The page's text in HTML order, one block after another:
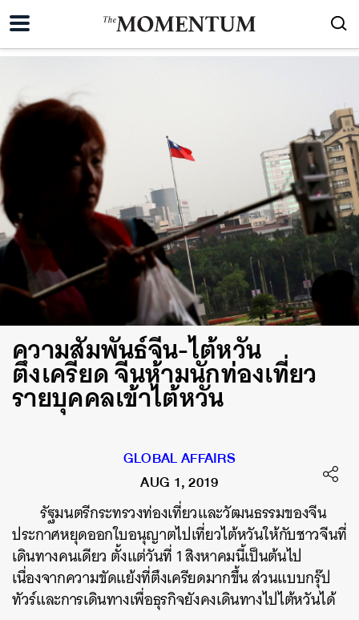
ความสัมพันธ์จีน-ไต้หวัน
ตึงเครียด จีนห้ามนักท่องเที่ยว
รายบุคคลเข้าไต้หวัน
GLOBAL AFFAIRS
AUG 1, 2019
รัฐมนตรีกระทรวงท่องเที่ยวและวัฒนธรรมของจีน
ประกาศหยุดออกใบอนุญาตไปเที่ยวไต้หวันให้กับชาวจีนที่
เดินทางคนเดียว ตั้งแต่วันที่ 1 สิงหาคมนี้เป็นต้นไป
เนื่องจากความขัดแย้งที่ตึงเครียดมากขึ้น ส่วนแบบกรุ๊ป
ทัวร์และการเดินทางเพื่อธุรกิจยังคงเดินทางไปไต้หวันได้